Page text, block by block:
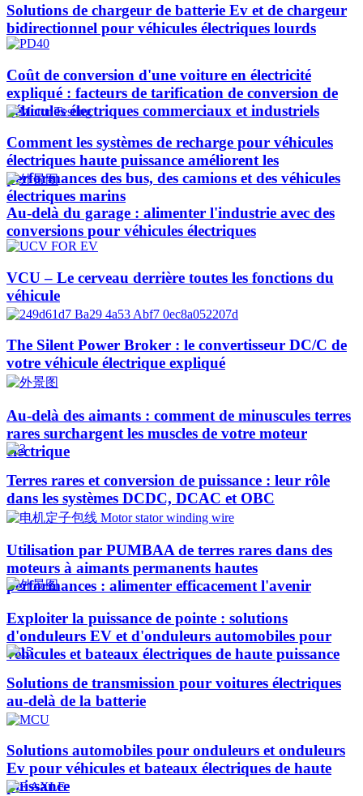
Solutions de chargeur de batterie Ev et de chargeur
bidirectionnel pour véhicules électriques lourds
Coût de conversion d'une voiture en électricité
expliqué : facteurs de tarification de conversion de
véhicules électriques commerciaux et industriels
Comment les systèmes de recharge pour véhicules
électriques haute puissance améliorent les
performances des bus, des camions et des véhicules
électriques marins
Au-delà du garage : alimenter l'industrie avec des
conversions pour véhicules électriques
VCU – Le cerveau derrière toutes les fonctions du
véhicule
The Silent Power Broker : le convertisseur DC/C de
votre véhicule électrique expliqué
Au-delà des aimants : comment de minuscules terres
rares surchargent les muscles de votre moteur
électrique
Terres rares et conversion de puissance : leur rôle
dans les systèmes DCDC, DCAC et OBC
Utilisation par PUMBAA de terres rares dans des
moteurs à aimants permanents hautes
performances : alimenter efficacement l'avenir
Exploiter la puissance de pointe : solutions
d'onduleurs EV et d'onduleurs automobiles pour
véhicules et bateaux électriques de haute puissance​
Solutions de transmission pour voitures électriques
au-delà de la batterie
Solutions automobiles pour onduleurs et onduleurs
Ev pour véhicules et bateaux électriques de haute
puissance